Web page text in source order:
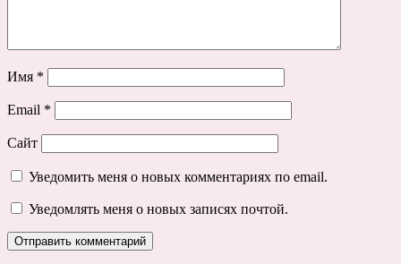
Имя *
Email *
Сайт
Уведомить меня о новых комментариях по email.
Уведомлять меня о новых записях почтой.